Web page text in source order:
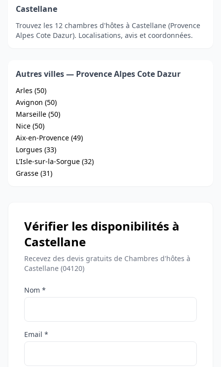
Castellane
Trouvez les 12 chambres d'hôtes à Castellane (Provence
Alpes Cote Dazur). Localisations, avis et coordonnées.
Autres villes — Provence Alpes Cote Dazur
Arles (50)
Avignon (50)
Marseille (50)
Nice (50)
Aix-en-Provence (49)
Lorgues (33)
L'Isle-sur-la-Sorgue (32)
Grasse (31)
Vérifier les disponibilités à
Castellane
Recevez des devis gratuits de Chambres d'hôtes à
Castellane (04120)
Nom *
Email *